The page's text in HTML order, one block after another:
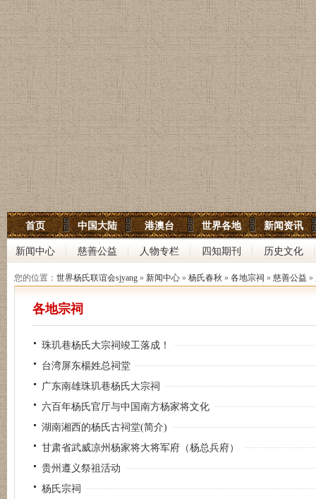
世界杨氏宗亲网
世界杨氏联谊会
中华杨氏大宗祠
首页 中国大陆 港澳台 世界各地 新闻资讯
新闻中心 慈善公益 人物专栏 四知期刊 历史文化
您的位置： 世界杨氏联谊会sjyang » 新闻中心 » 杨氏春秋 » 各地宗祠 » 慈善公益 »
各地宗祠
珠玑巷杨氏大宗祠竣工落成！
台湾屏东楊姓总祠堂
广东南雄珠玑巷杨氏大宗祠
六百年杨氏官厅与中国南方杨家将文化
湖南湘西的杨氏古祠堂(简介)
甘肃省武威凉州杨家将大将军府（杨总兵府）
贵州遵义祭祖活动
杨氏宗祠